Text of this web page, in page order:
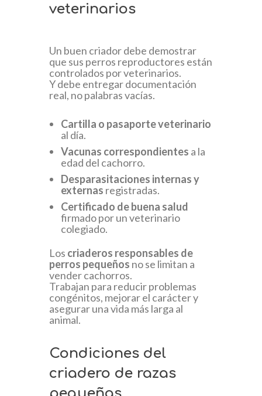
veterinarios
Un buen criador debe demostrar
que sus perros reproductores están
controlados por veterinarios.
Y debe entregar documentación
real, no palabras vacías.
Cartilla o pasaporte veterinario
al día.
Vacunas correspondientes a la
edad del cachorro.
Desparasitaciones internas y
externas registradas.
Certificado de buena salud
firmado por un veterinario
colegiado.
Los criaderos responsables de
perros pequeños no se limitan a
vender cachorros.
Trabajan para reducir problemas
congénitos, mejorar el carácter y
asegurar una vida más larga al
animal.
Condiciones del
criadero de razas